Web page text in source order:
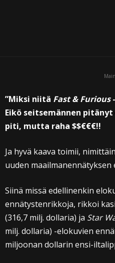
”Miksi niitä Fast & Furious
Eikö seitsemännen
piti, mutta raha $$€€€!!
Ja hyvä kaava toimii, nimittäin
uuden
Siinä missä edellinenkin
ennätystenrikkoja, rikkoi
(316,7 milj. dollaria) ja Star
milj. dollaria) -elokuvien
miljoonan dollarin ensi-